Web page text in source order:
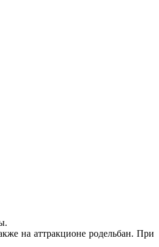
на аттракционе родельбан. При